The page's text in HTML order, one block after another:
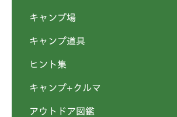
キャンプ場
キャンプ道具
ヒント集
キャンプ+クルマ
アウトドア図鑑